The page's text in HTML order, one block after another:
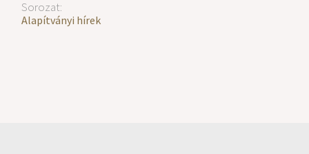
Sorozat:
Alapítványi hírek